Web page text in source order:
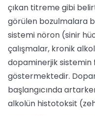
çıkan titreme gibi
görülen bozulmalara
sistemi nöron (sinir
çalışmalar, kronik
dopaminerjik sistemin
göstermektedir.
başlangıcında
alkolün histotoksit